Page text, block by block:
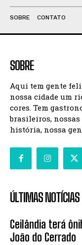
SOBRE CONTATO
SOBRE
Aqui tem gente
nossa cidade um
cores. Tem
brasileiros, nossas
história, nossa
ÚLTIMAS NOTÍCIAS
Ceilândia terá
João do Cerrado